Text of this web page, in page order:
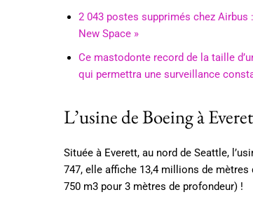
2 043 postes supprimés chez Airbus
New Space »
Ce mastodonte record de la taille
qui permettra une surveillance
L’usine de Boeing à
Située à Everett, au nord de Seattle,
747, elle affiche 13,4 millions de
750 m3 pour 3 mètres de profondeur) !